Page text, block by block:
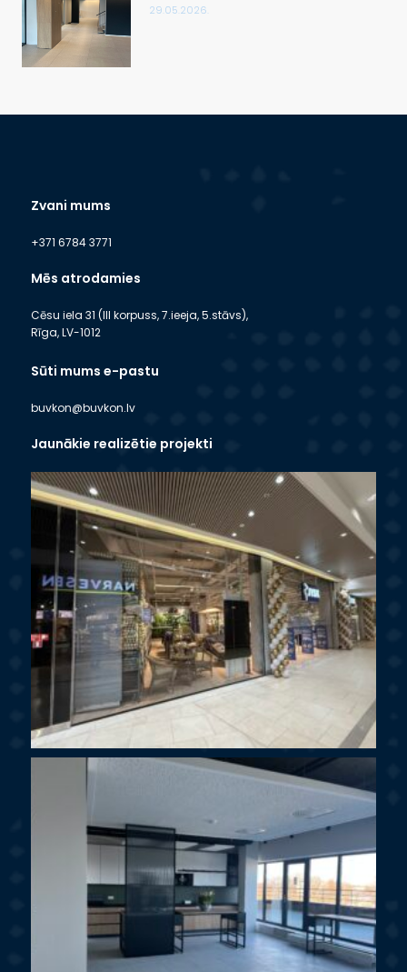
29.05.2026.
Zvani mums
+371 6784 3771
Mēs atrodamies
Cēsu iela 31 (III korpuss, 7.ieeja, 5.stāvs),
Rīga, LV-1012
Sūti mums e-pastu
buvkon@buvkon.lv
Jaunākie realizētie projekti